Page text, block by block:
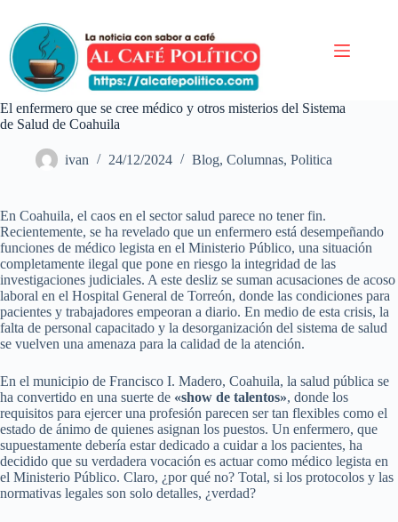
contenido
El enfermero que se cree médico y otros misterios del Sistema
de Salud de Coahuila
ivan 24/12/2024 Blog, Columnas, Politica
En Coahuila, el caos en el sector salud parece no tener fin.
Recientemente, se ha revelado que un enfermero está desempeñando
funciones de médico legista en el Ministerio Público, una situación
completamente ilegal que pone en riesgo la integridad de las
investigaciones judiciales. A este desliz se suman acusaciones de acoso
laboral en el Hospital General de Torreón, donde las condiciones para
pacientes y trabajadores empeoran a diario. En medio de esta crisis, la
falta de personal capacitado y la desorganización del sistema de salud
se vuelven una amenaza para la calidad de la atención.
En el municipio de Francisco I. Madero, Coahuila, la salud pública se
ha convertido en una suerte de «show de talentos», donde los
requisitos para ejercer una profesión parecen ser tan flexibles como el
estado de ánimo de quienes asignan los puestos. Un enfermero, que
supuestamente debería estar dedicado a cuidar a los pacientes, ha
decidido que su verdadera vocación es actuar como médico legista en
el Ministerio Público. Claro, ¿por qué no? Total, si los protocolos y las
normativas legales son solo detalles, ¿verdad?